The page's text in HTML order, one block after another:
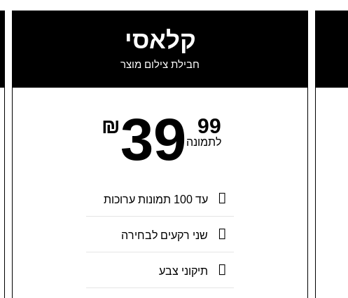
קלאסי
חבילת צילום מוצר
₪39 99
לתמונה
עד 100 תמונות ערוכות
שני רקעים לבחירה
תיקוני צבע